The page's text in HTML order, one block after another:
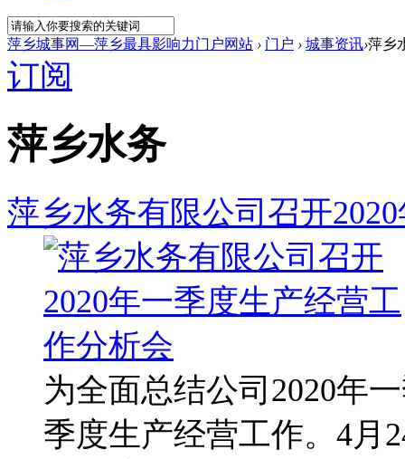
萍乡城事网—萍乡最具影响力门户网站 › 门户 › 城事资讯›萍乡
订阅
萍乡水务
萍乡水务有限公司召开
为全面总结公司2020年
季度生产经营工作。4月